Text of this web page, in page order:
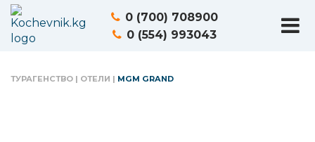
0 (700) 708900
0 (554) 993043
ТУРАГЕНСТВО | ОТЕЛИ | MGM GRAND